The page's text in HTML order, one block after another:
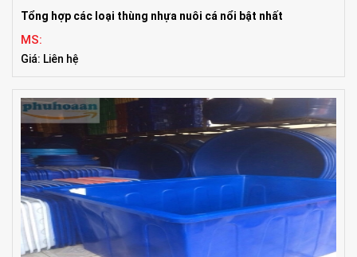
Tổng hợp các loại thùng nhựa nuôi cá nổi bật nhất
MS:
Giá: Liên hệ